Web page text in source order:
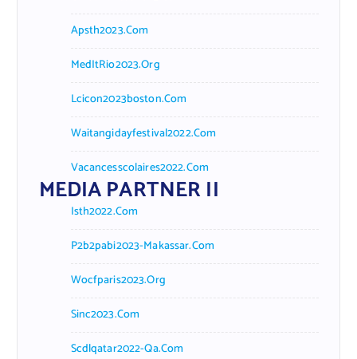
Apsth2023.com
MedItRio2023.org
Lcicon2023boston.com
Waitangidayfestival2022.com
Vacancesscolaires2022.com
MEDIA PARTNER II
Isth2022.com
P2b2pabi2023-Makassar.com
Wocfparis2023.org
Sinc2023.com
Scdlqatar2022-Qa.com